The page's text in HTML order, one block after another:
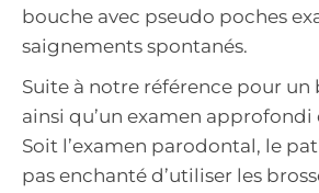
bouche avec pseudo poches
saignements spontanés.
Suite à notre référence pour un
ainsi qu’un examen approfondi
Soit l’examen parodontal, le
pas enchanté d’utiliser les